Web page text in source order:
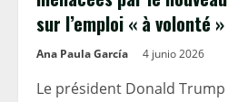
sur l’emploi « à volonté
Ana Paula García 4 junio 2026
Le président Donald